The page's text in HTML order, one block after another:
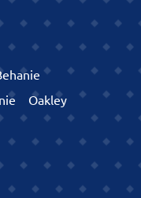
Oakley